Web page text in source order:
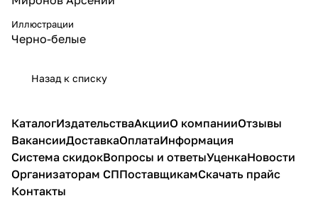
Иллюстрации
Черно-белые
Назад к списку
КаталогИздательстваАкцииО компанииОтзывы
ВакансииДоставкаОплатаИнформация
Система скидокВопросы и ответыУценкаНовости
Организаторам СППоставщикамСкачать прайс
Контакты